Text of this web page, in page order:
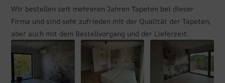
Wir bestellen seit mehreren Jahren Tapeten bei dieser
Firma und sind sehr zufrieden mit der Qualität der Tapeten,
aber auch mit dem Bestellvorgang und der Lieferzeit.